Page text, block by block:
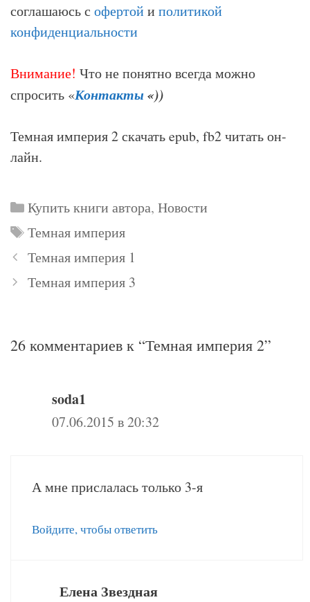
соглашаюсь с офертойи политикой
конфиденциальности
Внимание! Что не понятно всегда можно
спросить «Контакты«))
Темная империя 2 скачать epub, fb2 читать он-
лайн.
Рубрики
Купить книги автора, Новости
Метки
Темная империя
Темная империя 1
Темная империя 3
26 комментариев к “Темная империя 2”
soda1
07.06.2015 в 20:32
А мне прислалась только 3-я
Войдите, чтобы ответить
Елена Звездная